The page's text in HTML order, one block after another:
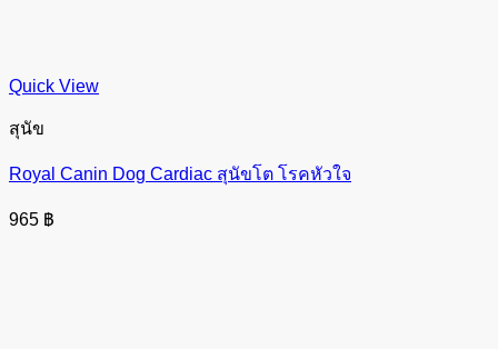
Quick View
สุนัข
Royal Canin Dog Cardiac สุนัขโต โรคหัวใจ
965 ฿